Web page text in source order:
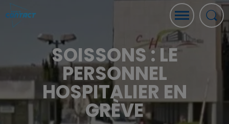
SOISSONS : LE
PERSONNEL
HOSPITALIER EN
GRÈVE